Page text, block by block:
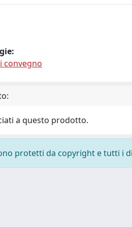
convegno
a questo prodotto.
protetti da copyright e tutti i